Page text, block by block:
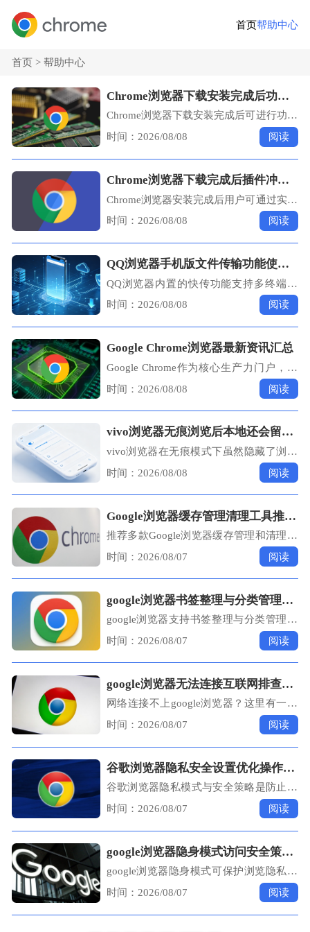
首页帮助中心
首页 >帮助中心
Chrome浏览器下载安装完成后功能配置技巧
Chrome浏览器下载安装完成后可进行功能
配置。教程教用户快速设置核心功能，提
高浏览器操作效率和使用体验。
时间：2026/08/08 阅读
Chrome浏览器下载完成后插件冲突排查实用技巧
Chrome浏览器安装完成后用户可通过实用
技巧快速排查插件冲突，确保扩展兼容性
和浏览器稳定运行。教程提供操作步骤。
时间：2026/08/08 阅读
QQ浏览器手机版文件传输功能使用技巧
QQ浏览器内置的快传功能支持多终端间
的无缝文件调度。本文梳理了局域网免流
量传输、多端同步的详细操作流程，助您
大幅提升日常办公与学习中的文件共享效
时间：2026/08/08 阅读
Google Chrome浏览器最新资讯汇总
Google Chrome作为核心生产力门户，其
每一次版本更迭与技术策略变动都值得关
注。本资讯汇总梳理了最新版本迭代、安
全补丁动态及前沿生产力特性，助您精准
把握数字化办公工具的技术演进路线。
时间：2026/08/08 阅读
vivo浏览器无痕浏览后本地还会留下哪些加密文件吗
vivo浏览器在无痕模式下虽然隐藏了浏览
历史，但手机深层缓存仍可能留存加密碎
片。本文深度解析无痕浏览的隐私边界，
并提供进阶的清理技巧，帮您彻底粉碎残
时间：2026/08/08 阅读
Google浏览器缓存管理清理工具推荐及使用分享教程
推荐多款Google浏览器缓存管理和清理工
具，结合实用分享，帮助用户科学清理缓
存文件，提升浏览器运行速度和稳定性。
时间：2026/08/07 阅读
google浏览器书签整理与分类管理实用策略
google浏览器支持书签整理与分类管理，
本指南提供实用策略，帮助用户高效管理
书签，实现快速访问和便捷分类操作。
时间：2026/08/07 阅读
google浏览器无法连接互联网排查网络设置问题
网络连接不上google浏览器？这里有一套
详细的网络设置排查流程，助你迅速恢复
上网。
时间：2026/08/07 阅读
谷歌浏览器隐私安全设置优化操作完整经验与技巧分享
谷歌浏览器隐私模式与安全策略是防止个
人信息泄露的核心屏障。掌握无痕窗口的
正确开启、配置Cookies访问权限管控以及
开启增强型防护模式，可以有效阻断第三
方广告商的精准画像，在复杂的互联网环
境中全方位保障您的数字隐私与账号安
全。
时间：2026/08/07 阅读
google浏览器隐身模式访问安全策略操作指南
google浏览器隐身模式可保护浏览隐私，
本教程提供访问安全策略操作指南，帮助
用户优化上网隐私保护。
时间：2026/08/07 阅读